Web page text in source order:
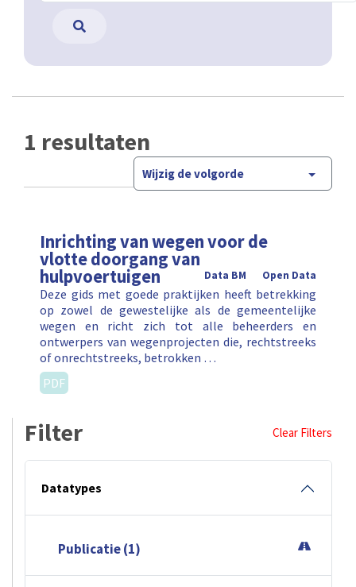
1 resultaten
Wijzig de volgorde
Inrichting van wegen voor de
vlotte doorgang van
hulpvoertuigen Open Data
Data BM
Deze gids met goede praktijken heeft betrekking
op zowel de gewestelijke als de gemeentelijke
wegen en richt zich tot alle beheerders en
ontwerpers van wegenprojecten die, rechtstreeks
of onrechtstreeks, betrokken …
PDF
Filter Clear Filters
Datatypes
Publicatie (1)